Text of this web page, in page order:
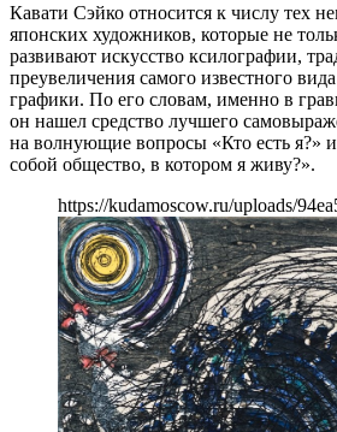
Кавати Сэйко относится к числу тех
японских художников, которые не
развивают искусство ксилографии,
преувеличения самого известного
графики. По его словам, именно в
он нашел средство лучшего
на волнующие вопросы «Кто есть я?» и
собой общество, в котором я живу?».
https://kudamoscow.ru/uploads/